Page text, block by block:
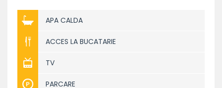
APA CALDA
ACCES LA BUCATARIE
TV
PARCARE